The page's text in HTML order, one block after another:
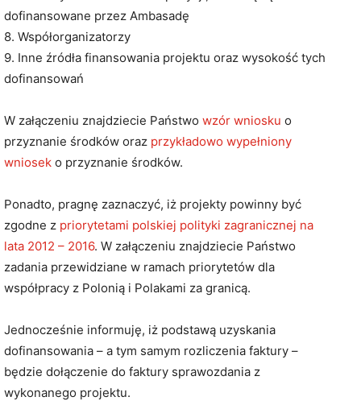
dofinansowane przez Ambasadę
8. Współorganizatorzy
9. Inne źródła finansowania projektu oraz wysokość tych
dofinansowań
W załączeniu znajdziecie Państwo wzór wniosku o
przyznanie środków oraz przykładowo wypełniony
wniosek o przyznanie środków.
Ponadto, pragnę zaznaczyć, iż projekty powinny być
zgodne z priorytetami polskiej polityki zagranicznej na
lata 2012 – 2016. W załączeniu znajdziecie Państwo
zadania przewidziane w ramach priorytetów dla
współpracy z Polonią i Polakami za granicą.
Jednocześnie informuję, iż podstawą uzyskania
dofinansowania – a tym samym rozliczenia faktury –
będzie dołączenie do faktury sprawozdania z
wykonanego projektu.